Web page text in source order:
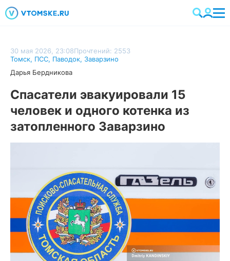
30 мая 2026, 23:08Прочтений: 2553
Томск, ПСС, Паводок, Заварзино
Дарья Бердникова
Спасатели эвакуировали 15
человек и одного котенка из
затопленного Заварзино